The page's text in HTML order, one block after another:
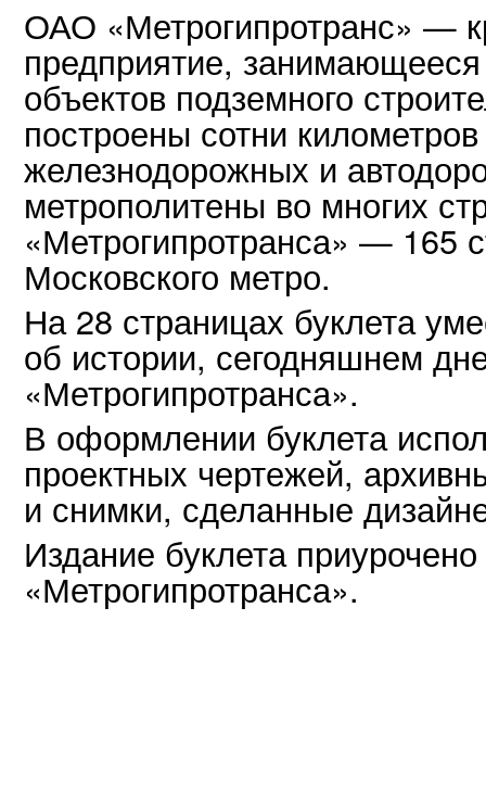
ОАО «Метрогипротранс» —
предприятие,
объектов подземного
построены сотни
железнодорожных и
метрополитены во многих
«Метрогипротранса» — 165
Московского метро.
На 28 страницах буклета
об истории, сегодняшнем
«Метрогипротранса».
В оформлении буклета
проектных чертежей,
и снимки, сделанные
Издание буклета
«Метрогипротранса».